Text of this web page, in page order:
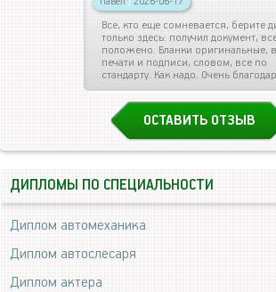
Все, кто еще сомневается, берите
только здесь: получил документ,
положено. Бланки оригинальные,
печати и подписи, словом, все по
стандарту. Как надо. Очень
ОСТАВИТЬ ОТЗЫВ
ДИПЛОМЫ ПО СПЕЦИАЛЬНОСТИ
Диплом автомеханика
Диплом автослесаря
Диплом актера